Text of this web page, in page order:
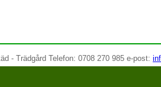
- Trädgård Telefon: 0708 270 985 e-post: